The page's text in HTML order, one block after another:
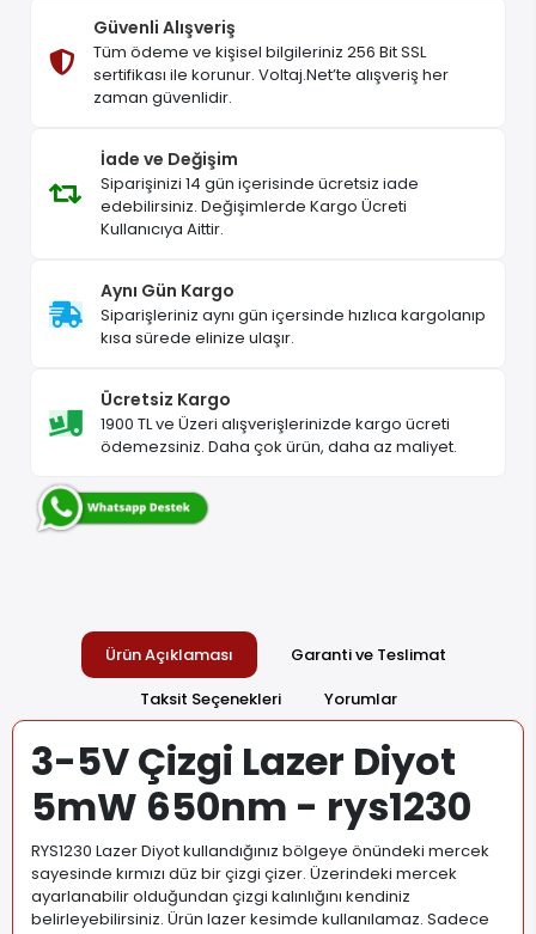
Güvenli Alışveriş
Tüm ödeme ve kişisel bilgileriniz 256 Bit SSL
sertifikası ile korunur. Voltaj.Net’te alışveriş her
zaman güvenlidir.
İade ve Değişim
Siparişinizi 14 gün içerisinde ücretsiz iade
edebilirsiniz. Değişimlerde Kargo Ücreti
Kullanıcıya Aittir.
Aynı Gün Kargo
Siparişleriniz aynı gün içersinde hızlıca kargolanıp
kısa sürede elinize ulaşır.
Ücretsiz Kargo
1900 TL ve Üzeri alışverişlerinizde kargo ücreti
ödemezsiniz. Daha çok ürün, daha az maliyet.
Ürün Açıklaması
Garanti ve Teslimat
Taksit Seçenekleri
Yorumlar
3-5V Çizgi Lazer Diyot
5mW 650nm - rys1230
RYS1230 Lazer Diyot kullandığınız bölgeye önündeki mercek
sayesinde kırmızı düz bir çizgi çizer. Üzerindeki mercek
ayarlanabilir olduğundan çizgi kalınlığını kendiniz
belirleyebilirsiniz. Ürün lazer kesimde kullanılamaz. Sadece